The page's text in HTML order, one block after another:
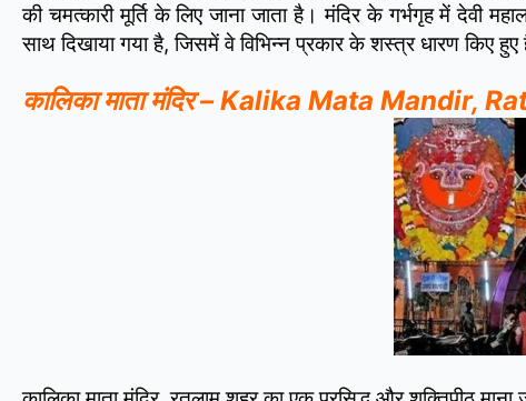
की चमत्कारी मूर्ति के लिए जाना जाता है। मंदिर के गर्भगृह में देवी
साथ दिखाया गया है, जिसमें वे विभिन्न प्रकार के शस्त्र धारण किए हुए
कालिका माता मंदिर – Kalika Mata Mandir,